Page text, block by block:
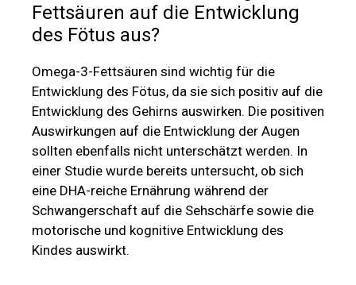
Fettsäuren auf die Entwicklung
des Fötus aus?
Omega-3-Fettsäuren sind wichtig für die
Entwicklung des Fötus, da sie sich positiv auf die
Entwicklung des Gehirns auswirken. Die positiven
Auswirkungen auf die Entwicklung der Augen
sollten ebenfalls nicht unterschätzt werden. In
einer Studie wurde bereits untersucht, ob sich
eine DHA-reiche Ernährung während der
Schwangerschaft auf die Sehschärfe sowie die
motorische und kognitive Entwicklung des
Kindes auswirkt.